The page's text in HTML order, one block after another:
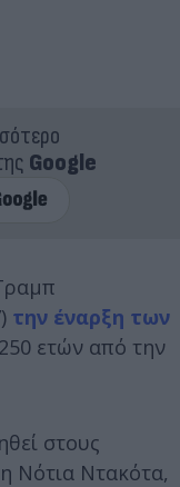
Google
την έναρξη των
ετών από την
στους
Νότια Ντακότα,